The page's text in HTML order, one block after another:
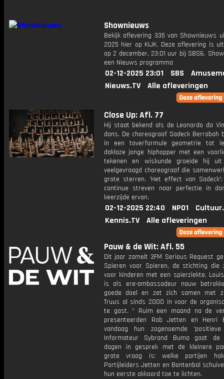
Shownieuws
Bekijk aflevering 335 van Shownieuws
2025 hier op KIJK. Deze aflevering is
op 2 december, 23:01 uur bij SBS6.
een Nieuws programma
02-12-2025 23:01 SBS
Nieuws.TV
Alle afleveringen
Close Up: Afl. 77
Hij staat bekend als de Leonardo da
dans. De choreograaf Sadeck Berrabah
in een toverformule geometrie tot
dakloze jonge hiphopper met een
tekenen en wiskunde groeide hij
veelgevraagd choreograaf die
grote sterren. 'Het effect van
continue streven naar perfectie in
keerzijde ervan.
02-12-2025 22:40 NPO1
Kennis.TV
Alle afleveringen
Pauw & de Wit: Afl. 55
Dit jaar zamelt 3FM Serious Request
Spieren voor Spieren, de stichting die
voor kinderen met een spierziekte.
is als ere-ambassadeur nauw
goede doel en zet zich samen met
Truus al sinds 2000 in voor de
te gast. * Ruim een maand na de
presenteerden Rob Jetten en Henri
vandaag hun zogenoemde 'positieve
Informateur Sybrand Buma gaat de
dagen in gesprek met de kleinere
grote vraag is: welke partijen
Partijleiders Jetten en Bontenbal
hun eerste akkoord toe te lichten.